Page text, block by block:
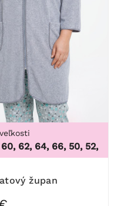
62, 64, 66 ,50, 52, 54,
župan